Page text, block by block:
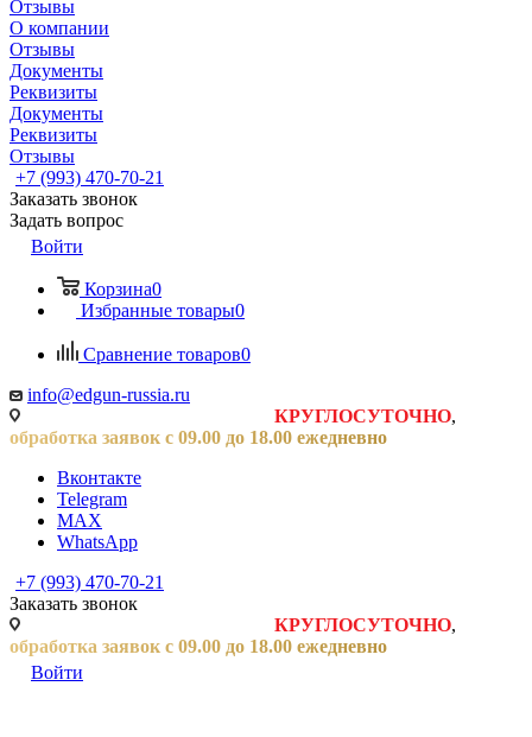
Отзывы
О компании
Отзывы
Документы
Реквизиты
Документы
Реквизиты
Отзывы
+7 (993) 470-70-21
Заказать звонок
Задать вопрос
Войти
Корзина0
Избранные товары0
Сравнение товаров0
info@edgun-russia.ru
КРУГЛОСУТОЧНО,
обработка заявок с 09.00 до 18.00 ежедневно
Вконтакте
Telegram
MAX
WhatsApp
+7 (993) 470-70-21
Заказать звонок
КРУГЛОСУТОЧНО,
обработка заявок с 09.00 до 18.00 ежедневно
Войти